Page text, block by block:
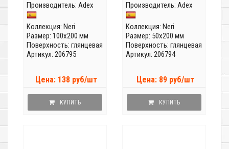
Производитель: Adex
Коллекция: Neri
Размер: 100x200 мм
Поверхность: глянцевая
Артикул: 206795
Цена: 138 руб/шт
КУПИТЬ
Производитель: Adex
Коллекция: Neri
Размер: 50x200 мм
Поверхность: глянцевая
Артикул: 206794
Цена: 89 руб/шт
КУПИТЬ